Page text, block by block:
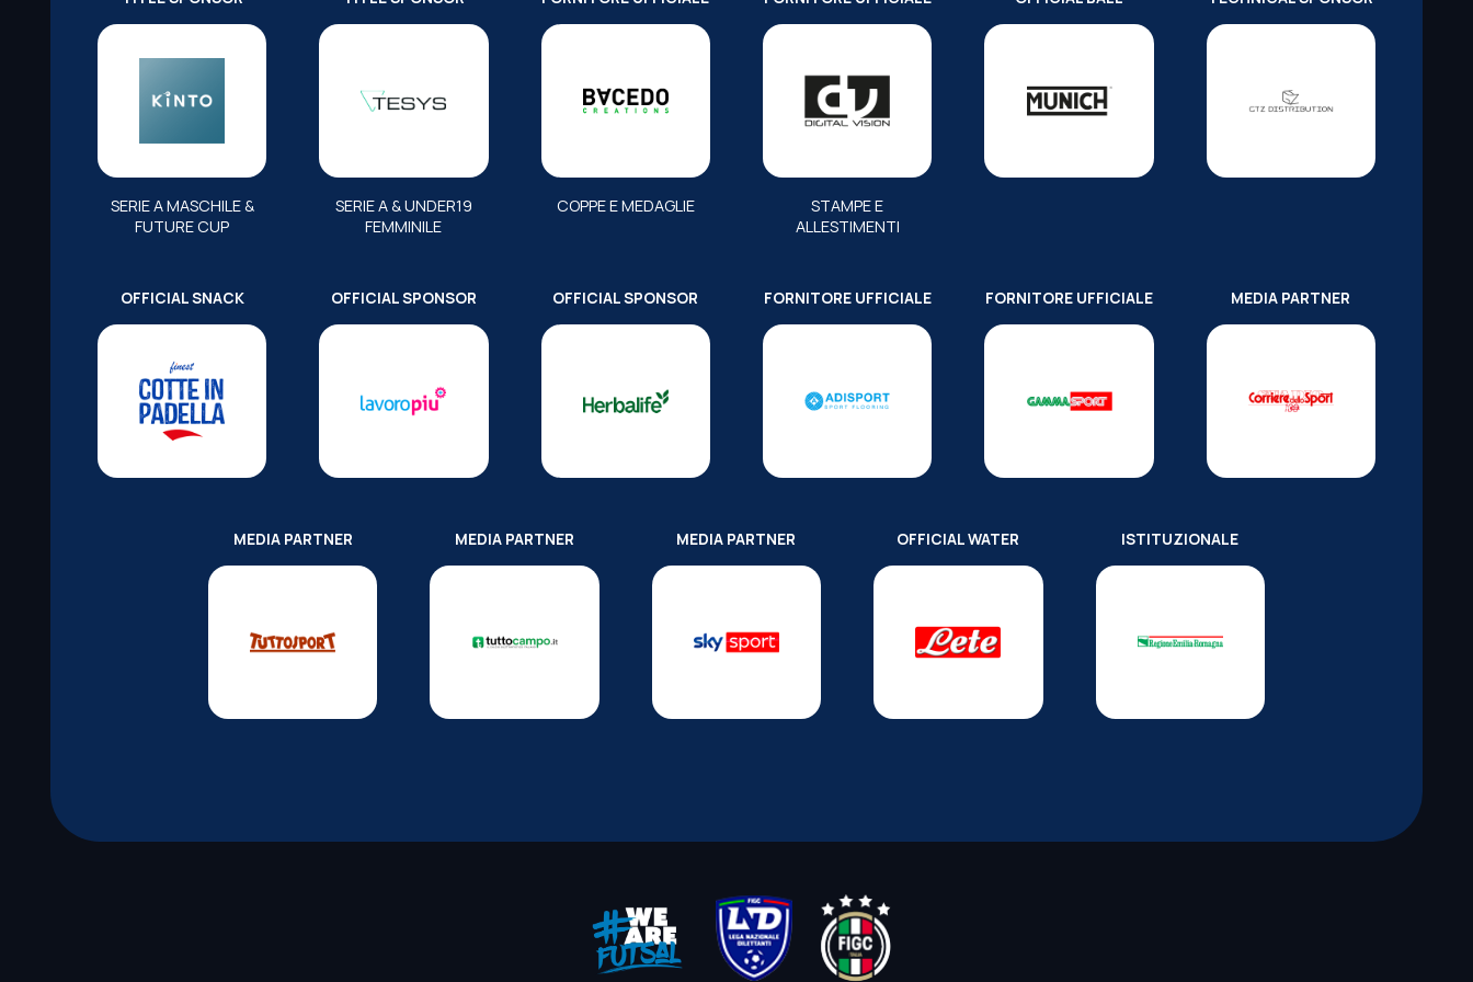
SERIE A MASCHILE &
FUTURE CUP
SERIE A & UNDER19
FEMMINILE
COPPE E MEDAGLIE
STAMPE E
ALLESTIMENTI
OFFICIAL SNACK OFFICIAL SPONSOR OFFICIAL SPONSOR FORNITORE UFFICIALE FORNITORE UFFICIALE MEDIA PARTNER
MEDIA PARTNER MEDIA PARTNER MEDIA PARTNER OFFICIAL WATER ISTITUZIONALE